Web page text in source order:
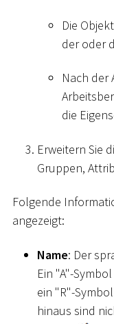
Die
der oder
Nach der
die
Erweitern Sie
Gruppen,
Folgende
angezeigt:
Name: Der
Ein "A"-
ein "R"-
hinaus sind